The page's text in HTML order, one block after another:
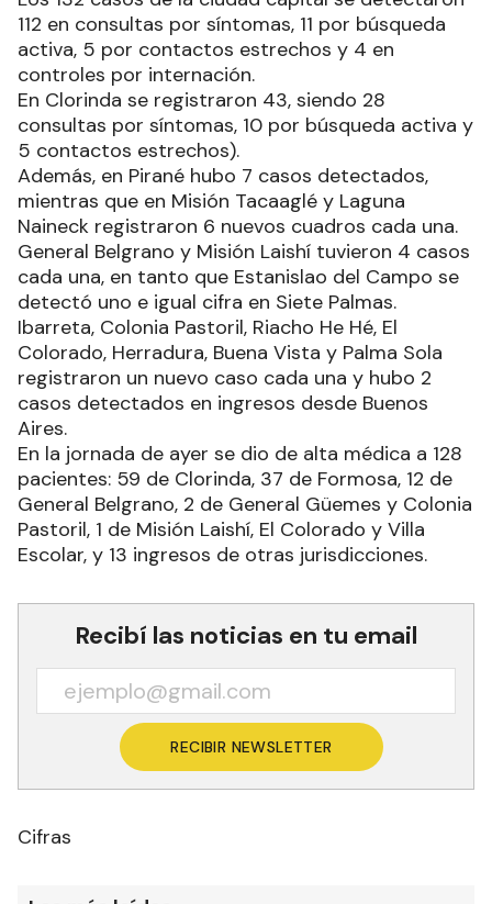
112 en consultas por síntomas, 11 por búsqueda
activa, 5 por contactos estrechos y 4 en
controles por internación.
En Clorinda se registraron 43, siendo 28
consultas por síntomas, 10 por búsqueda activa y
5 contactos estrechos).
Además, en Pirané hubo 7 casos detectados,
mientras que en Misión Tacaaglé y Laguna
Naineck registraron 6 nuevos cuadros cada una.
General Belgrano y Misión Laishí tuvieron 4 casos
cada una, en tanto que Estanislao del Campo se
detectó uno e igual cifra en Siete Palmas.
Ibarreta, Colonia Pastoril, Riacho He Hé, El
Colorado, Herradura, Buena Vista y Palma Sola
registraron un nuevo caso cada una y hubo 2
casos detectados en ingresos desde Buenos
Aires.
En la jornada de ayer se dio de alta médica a 128
pacientes: 59 de Clorinda, 37 de Formosa, 12 de
General Belgrano, 2 de General Güemes y Colonia
Pastoril, 1 de Misión Laishí, El Colorado y Villa
Escolar, y 13 ingresos de otras jurisdicciones.
Recibí las noticias en tu email
RECIBIR NEWSLETTER
Cifras